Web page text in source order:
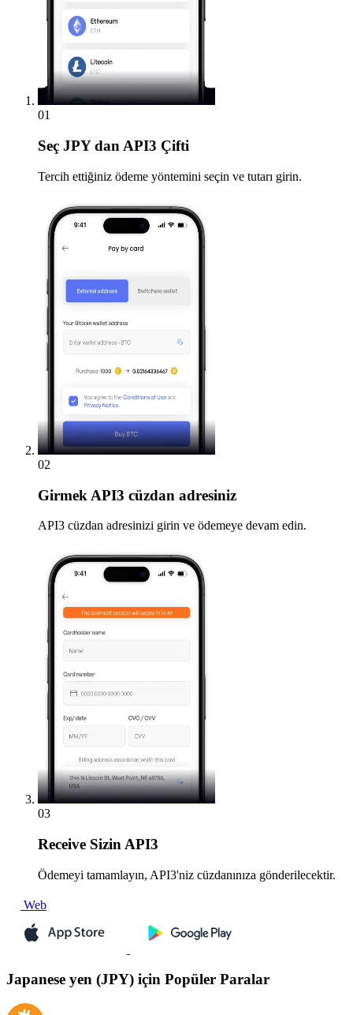
01
Seç JPY dan API3 Çifti
Tercih ettiğiniz ödeme yöntemini seçin ve tutarı girin.
02
Girmek API3 cüzdan adresiniz
API3 cüzdan adresinizi girin ve ödemeye devam edin.
03
Receive Sizin API3
Ödemeyi tamamlayın, API3'niz cüzdanınıza gönderilecektir.
Web
Japanese yen (JPY) için Popüler Paralar